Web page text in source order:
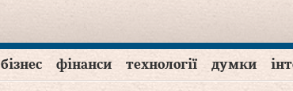
бізнес фінанси технології думки